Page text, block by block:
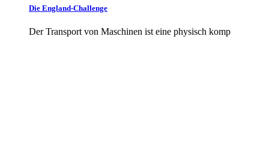
Die England-Challenge
Der Transport von Maschinen ist eine physisch komp